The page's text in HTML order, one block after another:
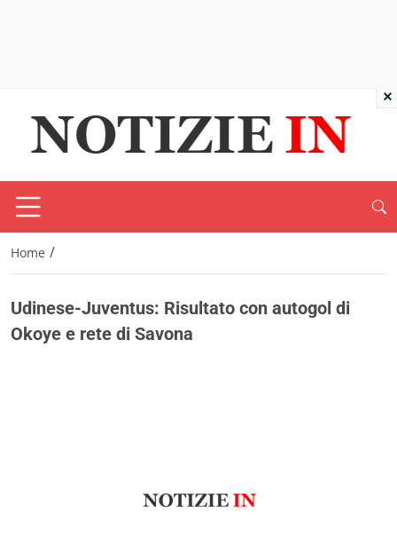
Home /
Udinese-Juventus: Risultato con autogol di
Okoye e rete di Savona
×